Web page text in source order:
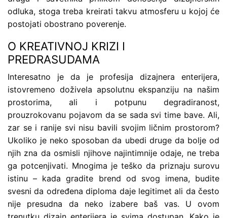
odluka, stoga treba kreirati takvu atmosferu u kojoj će
postojati obostrano poverenje.
O KREATIVNOJ KRIZI I
PREDRASUDAMA
Interesatno je da je profesija dizajnera enterijera,
istovremeno doživela apsolutnu ekspanziju na našim
prostorima, ali i potpunu degradiranost,
prouzrokovanu pojavom da se sada svi time bave. Ali,
zar se i ranije svi nisu bavili svojim ličnim prostorom?
Ukoliko je neko sposoban da ubedi druge da bolje od
njih zna da osmisli njihove najintimnije odaje, ne treba
ga potcenjivati. Mnogima je teško da priznaju surovu
istinu – kada gradite brend od svog imena, budite
svesni da određena diploma daje legitimet ali da često
nije presudna da neko izabere baš vas. U ovom